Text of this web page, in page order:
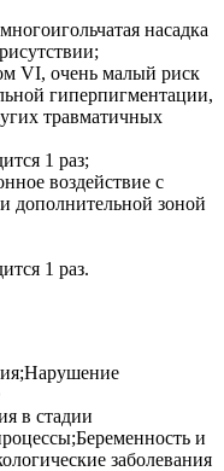
насадка
VI, очень малый риск
гиперпигментации,
травматичных
1 раз;
воздействие с
дополнительной зоной
1 раз.
в стадии
и
заболевания